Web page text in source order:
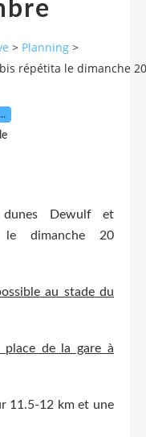
> Planning >
répétita le dimanche
Dewulf et
le dimanche 20
au stade du
de la gare à
11.5-12 km et une